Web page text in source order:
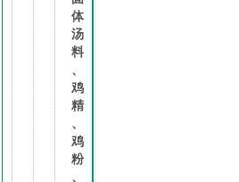
体
汤
料
、
鸡
精
、
鸡
粉
、